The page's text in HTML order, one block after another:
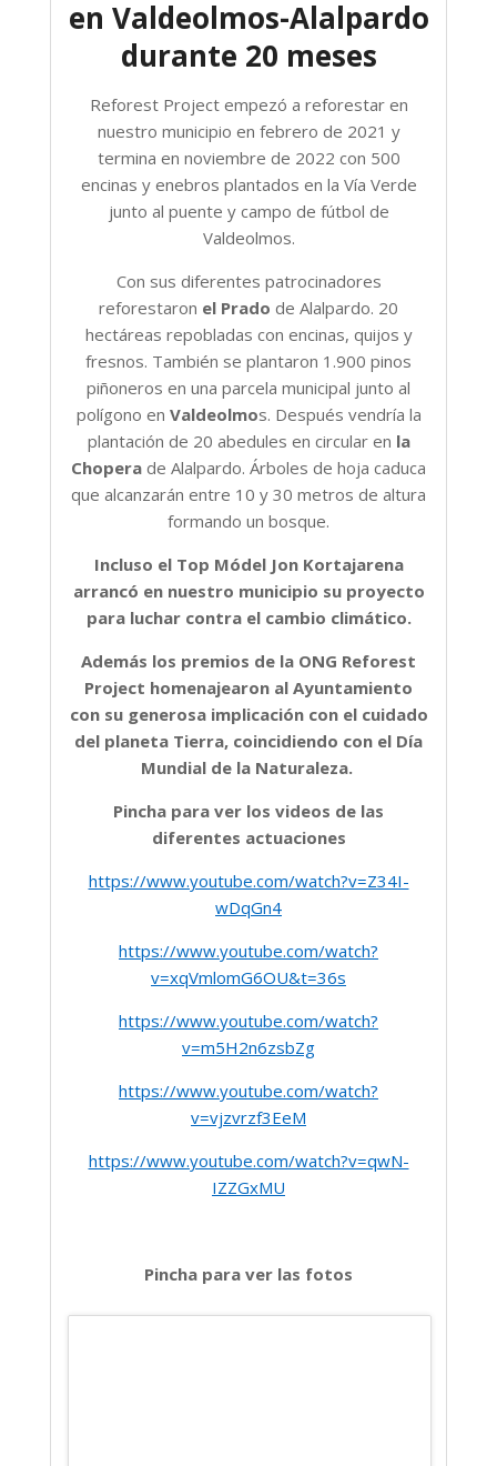
en Valdeolmos-Alalpardo
durante 20 meses
Reforest Project empezó a reforestar en
nuestro municipio en febrero de 2021 y
termina en noviembre de 2022 con 500
encinas y enebros plantados en la Vía Verde
junto al puente y campo de fútbol de
Valdeolmos.
Con sus diferentes patrocinadores
reforestaron el Prado de Alalpardo. 20
hectáreas repobladas con encinas, quijos y
fresnos. También se plantaron 1.900 pinos
piñoneros en una parcela municipal junto al
polígono en Valdeolmos. Después vendría la
plantación de 20 abedules en circular en la
Chopera de Alalpardo. Árboles de hoja caduca
que alcanzarán entre 10 y 30 metros de altura
formando un bosque.
Incluso el Top Módel Jon Kortajarena
arrancó en nuestro municipio su proyecto
para luchar contra el cambio climático.
Además los premios de la ONG Reforest
Project homenajearon al Ayuntamiento
con su generosa implicación con el cuidado
del planeta Tierra, coincidiendo con el Día
Mundial de la Naturaleza.
Pincha para ver los videos de las
diferentes actuaciones
https://www.youtube.com/watch?v=Z34I-
wDqGn4
https://www.youtube.com/watch?
v=xqVmlomG6OU&t=36s
https://www.youtube.com/watch?
v=m5H2n6zsbZg
https://www.youtube.com/watch?
v=vjzvrzf3EeM
https://www.youtube.com/watch?v=qwN-
IZZGxMU
Pincha para ver las fotos